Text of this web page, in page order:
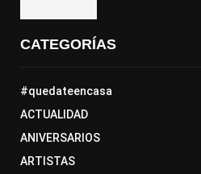
CATEGORÍAS
#quedateencasa
ACTUALIDAD
ANIVERSARIOS
ARTISTAS